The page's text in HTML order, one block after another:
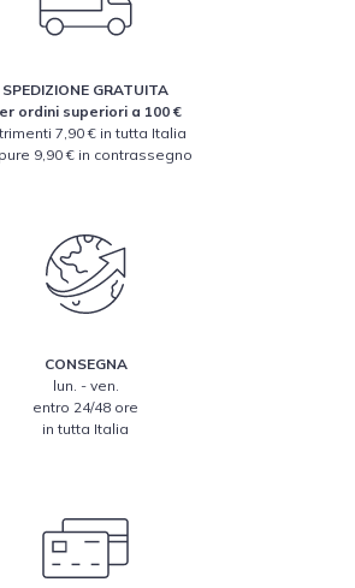
SPEDIZIONE GRATUITA
ordini superiori a 100 €
7,90 € in tutta Italia
9,90 € in contrassegno
CONSEGNA
lun. - ven.
entro 24/48 ore
in tutta Italia